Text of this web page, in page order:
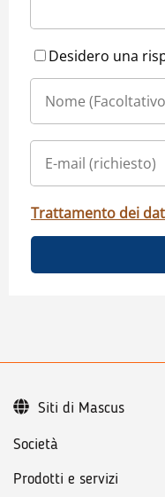
Desidero una
Trattamento dei
Società
Prodotti e servizi
Siti di Mascus